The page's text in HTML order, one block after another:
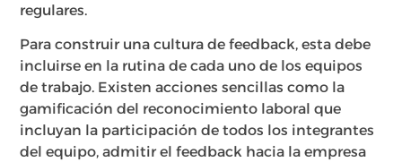
regulares.
Para construir una cultura de feedback, esta debe
incluirse en la rutina de cada uno de los equipos
de trabajo. Existen acciones sencillas como la
gamificación del reconocimiento laboral que
incluyan la participación de todos los integrantes
del equipo, admitir el feedback hacia la empresa